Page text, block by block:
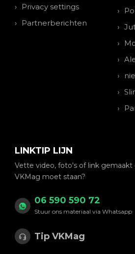
Privacy settings
Partnerberichten
LINKTIP LIJN
Vette video, foto's of link gemaakt
VKMag moet staan?
06 590 590 72
Stuur ons materiaal via Whatsapp
Tip VKMag